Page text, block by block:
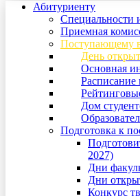
Абитуриенту
Специальности
Приемная
Поступающему
День
Основная
Расписание
Дом
Подготовка к
2027)
Дни
Дни
Конкурс